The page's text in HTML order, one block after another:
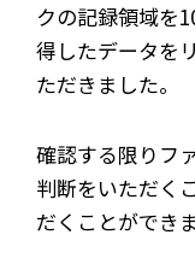
クの記録領域を
得したデータを
ただきました。
確認する限りフ
判断をいただく
だくことができ